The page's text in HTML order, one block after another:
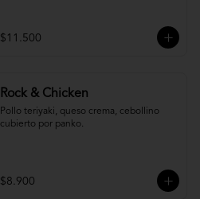
$11.500
Rock & Chicken
Pollo teriyaki, queso crema, cebollino
cubierto por panko.
$8.900